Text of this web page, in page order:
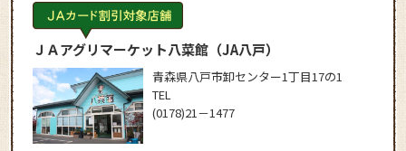
ＪＡアグリマーケット八菜館（JA八戸）
青森県八戸市卸センター1丁目17の1
TEL
(0178)21－1477